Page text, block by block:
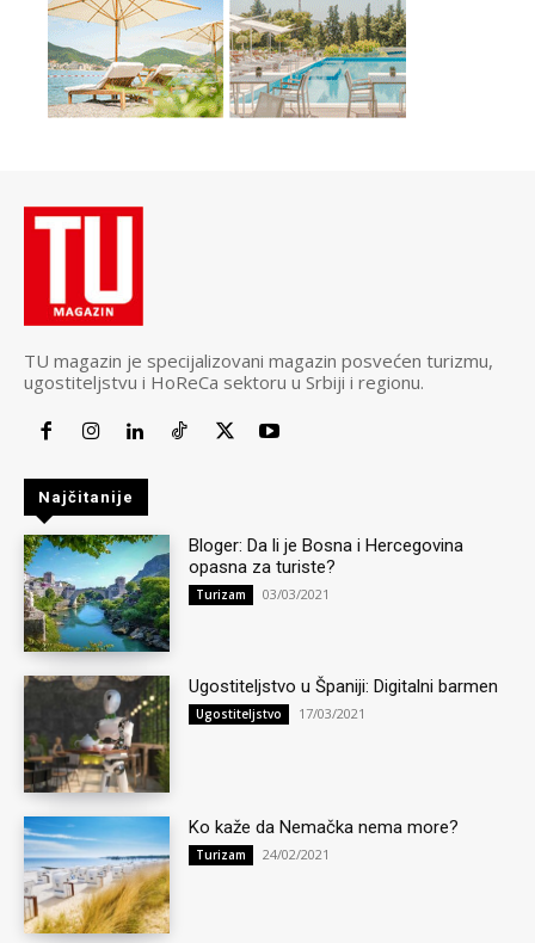
TU magazin je specijalizovani magazin posvećen turizmu,
ugostiteljstvu i HoReCa sektoru u Srbiji i regionu.
Najčitanije
Bloger: Da li je Bosna i Hercegovina
opasna za turiste?
Turizam 03/03/2021
Ugostiteljstvo u Španiji: Digitalni barmen
Ugostiteljstvo 17/03/2021
Ko kaže da Nemačka nema more?
Turizam 24/02/2021